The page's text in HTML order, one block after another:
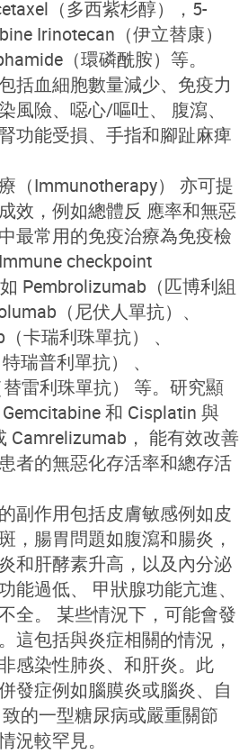
（多西紫杉醇），5-
Irinotecan（伊立替康）
（環磷酰胺）等。
括血細胞數量減少、免疫力
風險、噁心/嘔吐、 腹瀉、
功能受損、手指和腳趾麻痺
（Immunotherapy） 亦可提
效，例如總體反 應率和無惡
最常用的免疫治療為免疫檢
checkpoint
Pembrolizumab（匹博利組
（尼伏人單抗）、
卡瑞利珠單抗） 、
瑞普利單抗） 、
雷利珠單抗） 等。研究顯
和 Cisplatin 與
Camrelizumab， 能有效改善
者的無惡化存活率和總存活
副作用包括皮膚敏感例如皮
，腸胃問題如腹瀉和腸炎，
和肝酵素升高，以及內分泌
能過低、 甲狀腺功能亢進、
全。 某些情況下，可能會發
這包括與炎症相關的情況，
感染性肺炎、和肝炎。此
發症例如腦膜炎或腦炎、自
的一型糖尿病或嚴重關節
況較罕見。